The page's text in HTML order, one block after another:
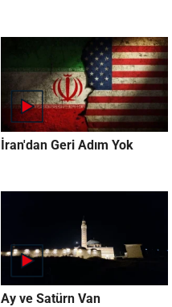
İran'dan Geri Adım Yok
Ay ve Satürn Van